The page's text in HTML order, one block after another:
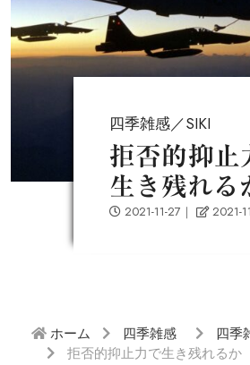
四季雑感／SIKI
拒否的抑止
生き残れる
2021-11-27 ｜ 2021-
ホーム 四季雑感
四季
拒否的抑止力で生き残れるか